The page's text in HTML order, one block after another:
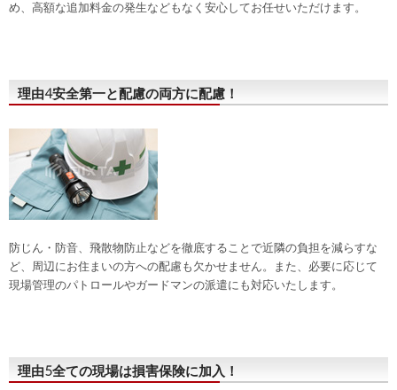
め、高額な追加料金の発生などもなく安心してお任せいただけます。
理由4安全第一と配慮の両方に配慮！
防じん・防音、飛散物防止などを徹底することで近隣の負担を減らすな
ど、周辺にお住まいの方への配慮も欠かせません。また、必要に応じて
現場管理のパトロールやガードマンの派遣にも対応いたします。
理由5全ての現場は損害保険に加入！